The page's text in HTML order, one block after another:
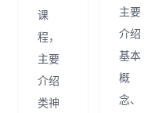
课
程，
主要
介绍
类神
主要
介绍
基本
概
念、